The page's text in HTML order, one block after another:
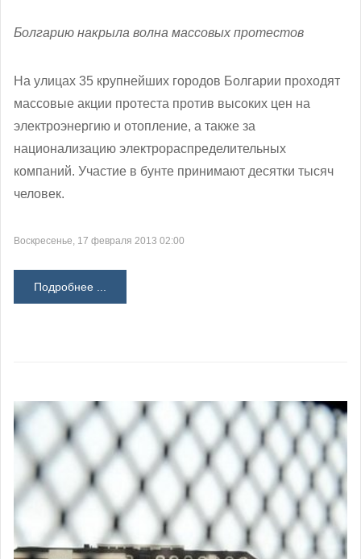
Болгарию накрыла волна массовых протестов
На улицах 35 крупнейших городов Болгарии проходят
массовые акции протеста против высоких цен на
электроэнергию и отопление, а также за
национализацию электрораспределительных
компаний. Участие в бунте принимают десятки тысяч
человек.
Воскресенье, 17 февраля 2013 02:00
Подробнее ...